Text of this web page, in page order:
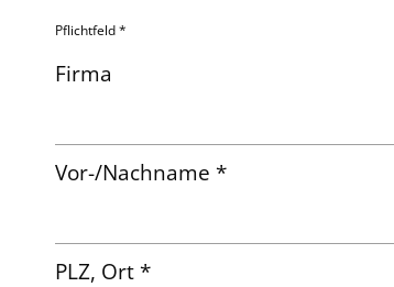
Pflichtfeld *
Firma
Vor-/Nachname *
PLZ, Ort *